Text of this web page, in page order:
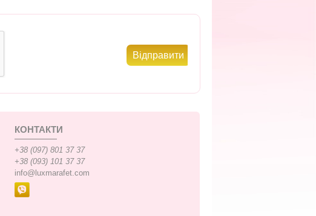
КОНТАКТИ
+38 (097) 801 37 37
+38 (093) 101 37 37
info@luxmarafet.com